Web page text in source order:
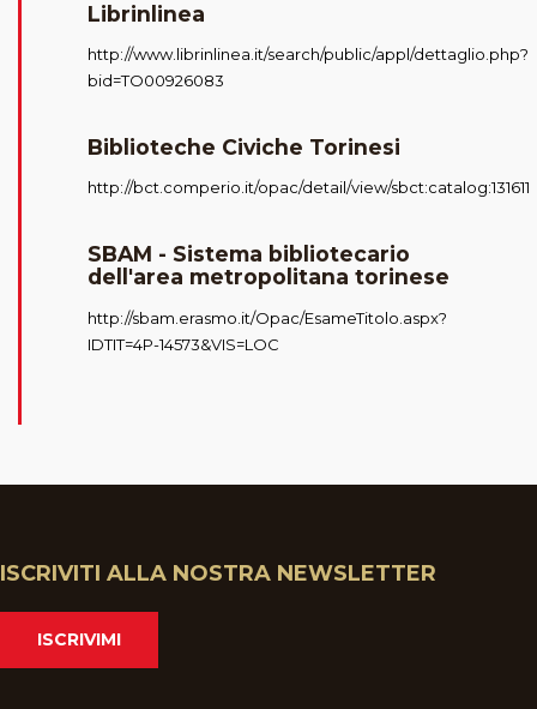
Librinlinea
http://www.librinlinea.it/search/public/appl/dettaglio.php?
bid=TO00926083
Biblioteche Civiche Torinesi
http://bct.comperio.it/opac/detail/view/sbct:catalog:131611
SBAM - Sistema bibliotecario
dell'area metropolitana torinese
http://sbam.erasmo.it/Opac/EsameTitolo.aspx?
IDTIT=4P-14573&VIS=LOC
ISCRIVITI ALLA NOSTRA NEWSLETTER
ISCRIVIMI